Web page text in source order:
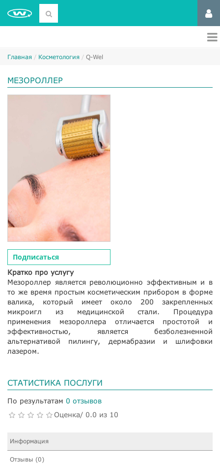
Главная Косметология Q-Wel
МЕЗОРОЛЛЕР
Подписаться
Кратко про услугу
Мезороллер является революционно эффективным и в
то же время простым косметическим прибором в форме
валика, который имеет около 200 закрепленных
микроигл из медицинской стали. Процедура
применения мезороллера отличается простотой и
эффективностью, является безболезненной
альтернативой пилингу, дермабразии и шлифовки
лазером.
СТАТИСТИКА ПОСЛУГИ
По результатам 0 отзывов
Оценка/ 0.0 из 10
Информация
Отзывы (0)